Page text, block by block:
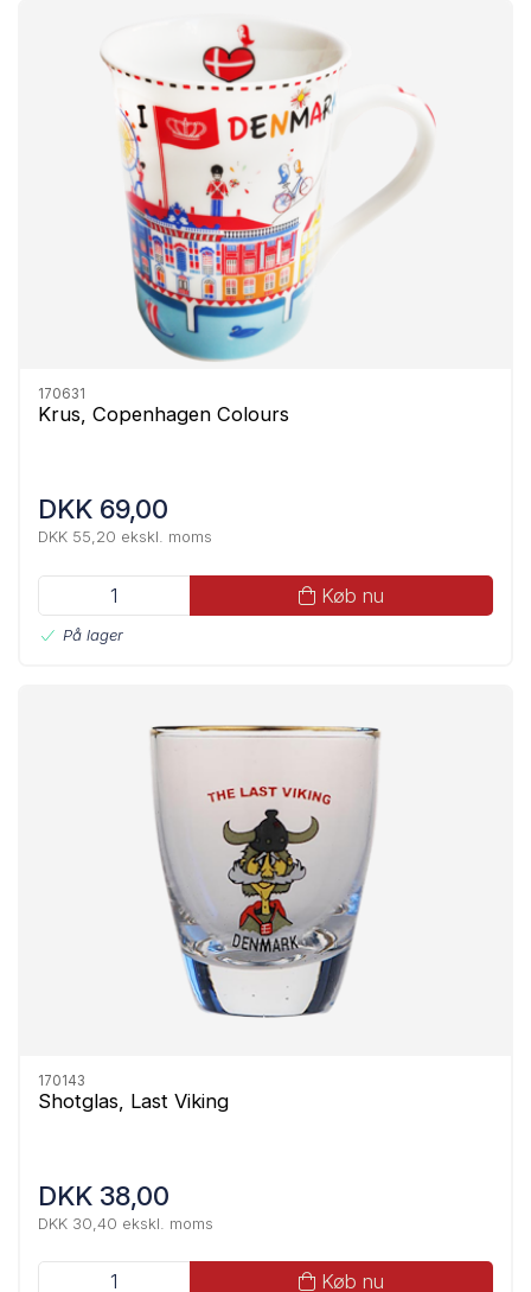
170631
Krus, Copenhagen Colours
DKK 69,00
DKK 55,20 ekskl. moms
Køb nu
På lager
170143
Shotglas, Last Viking
DKK 38,00
DKK 30,40 ekskl. moms
Køb nu